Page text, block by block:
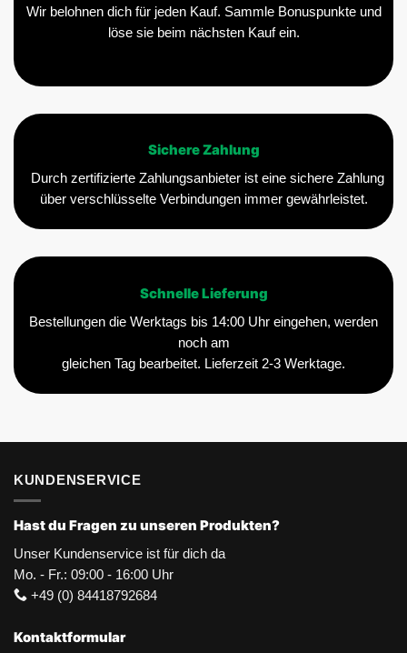
Wir belohnen dich für jeden Kauf. Sammle Bonuspunkte und
löse sie beim nächsten Kauf ein.
Sichere Zahlung
Durch zertifizierte Zahlungsanbieter ist eine sichere Zahlung
über verschlüsselte Verbindungen immer gewährleistet.
Schnelle Lieferung
Bestellungen die Werktags bis 14:00 Uhr eingehen, werden
noch am
gleichen Tag bearbeitet. Lieferzeit 2-3 Werktage.
KUNDENSERVICE
Hast du Fragen zu unseren Produkten?
Unser Kundenservice ist für dich da
Mo. - Fr.: 09:00 - 16:00 Uhr
+49 (0) 84418792684
Kontaktformular